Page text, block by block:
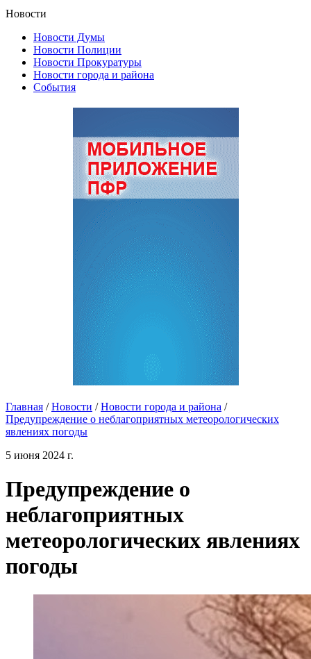
Новости
Новости Думы
Новости Полиции
Новости Прокуратуры
Новости города и района
События
Главная / Новости / Новости города и района /
Предупреждение о неблагоприятных метеорологических
явлениях погоды
5 июня 2024 г.
Предупреждение о
неблагоприятных
метеорологических явлениях
погоды